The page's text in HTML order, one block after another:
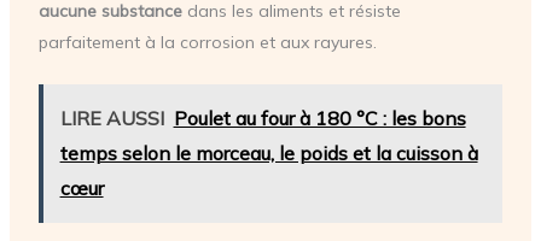
aucune substancedans les aliments et résiste
parfaitement à la corrosion et aux rayures.
LIRE AUSSI Poulet au four à 180 °C : les bons
temps selon le morceau, le poids et la cuisson à
cœur